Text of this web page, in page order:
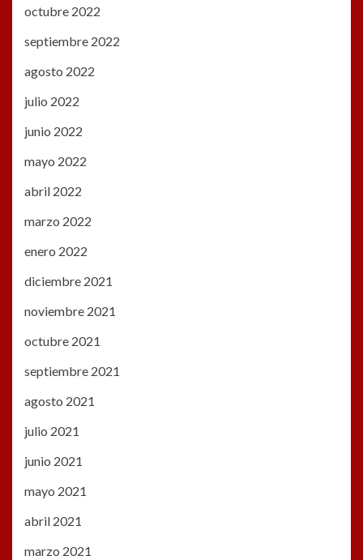
octubre 2022
septiembre 2022
agosto 2022
julio 2022
junio 2022
mayo 2022
abril 2022
marzo 2022
enero 2022
diciembre 2021
noviembre 2021
octubre 2021
septiembre 2021
agosto 2021
julio 2021
junio 2021
mayo 2021
abril 2021
marzo 2021